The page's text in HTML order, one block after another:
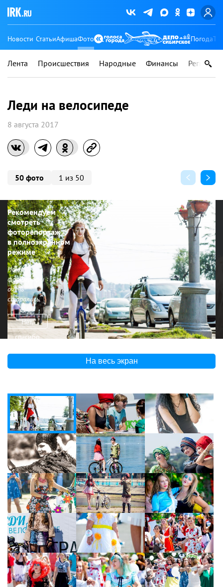
Новости СтатьиАфишаФото Погода
Лента Происшествия Народные Финансы Регионы
Леди на велосипеде
8 августа 2017
50 фото 1 из 50
Рекомендуем
смотреть
фоторепортаж
в полноэкранном
режиме
Наши
фотографы
очень
старались
Нет,
спасибо
На весь экран